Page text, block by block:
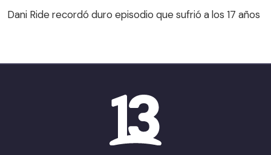
Dani Ride recordó duro episodio que sufrió a los 17 años